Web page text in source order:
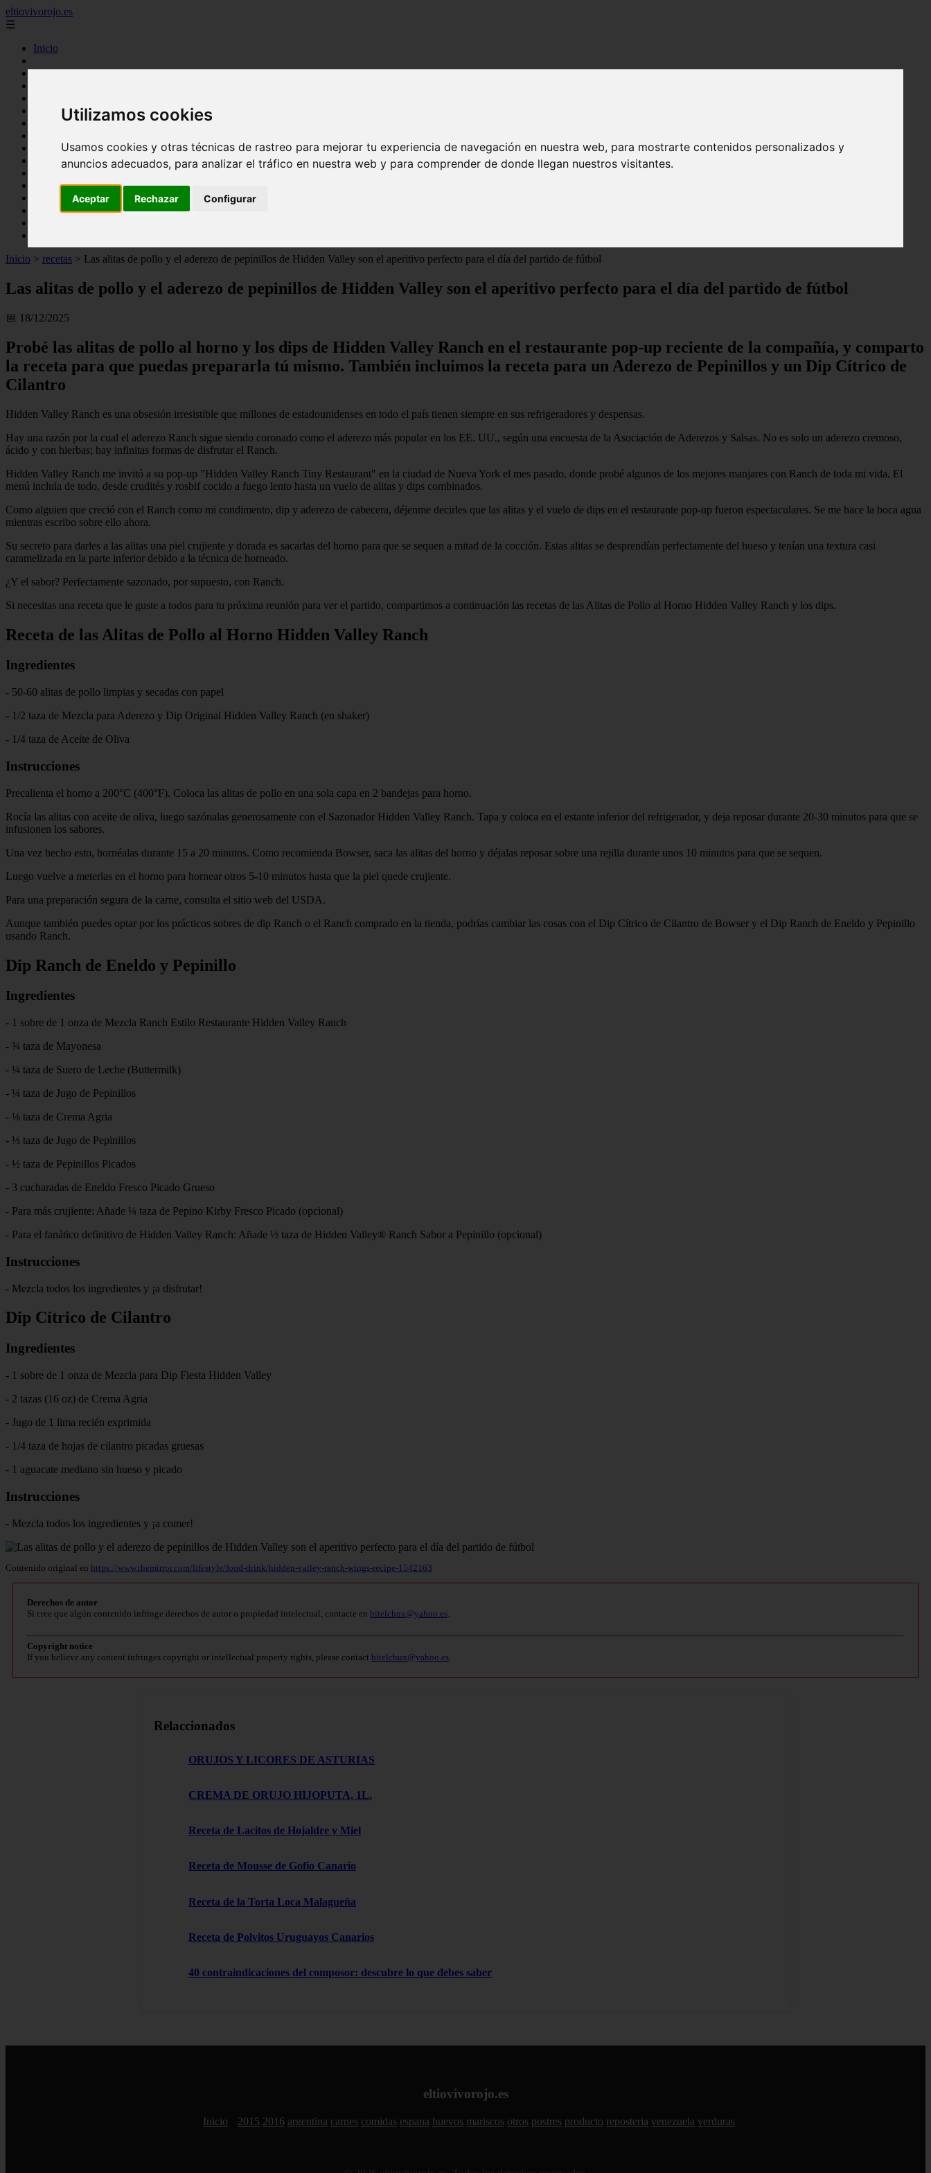
Utilizamos cookies
Usamos cookies y otras técnicas de rastreo para mejorar tu experiencia de navegación en nuestra web, para mostrarte contenidos personalizados y
anuncios adecuados, para analizar el tráfico en nuestra web y para comprender de donde llegan nuestros visitantes.
Aceptar Rechazar Configurar
eltiovivorojo.es
☰
Inicio
2015
comidas
huevos
mariscos
postres
reposteria
Inicio > recetas > Las alitas de pollo y el aderezo de pepinillos de Hidden Valley son el aperitivo perfecto para el día del partido de fútbol
Las alitas de pollo y el aderezo de pepinillos de Hidden Valley son el aperitivo perfecto para el día del partido de fútbol
📅 18/12/2025
Probé las alitas de pollo al horno y los dips de Hidden Valley Ranch en el restaurante pop-up reciente de la compañía, y comparto
la receta para que puedas prepararla tú mismo. También incluimos la receta para un Aderezo de Pepinillos y un Dip Cítrico de
Cilantro
Hidden Valley Ranch es una obsesión irresistible que millones de estadounidenses en todo el país tienen siempre en sus refrigeradores y despensas.
Hay una razón por la cual el aderezo Ranch sigue siendo coronado como el aderezo más popular en los EE. UU., según una encuesta de la Asociación de Aderezos y Salsas. No es solo un aderezo cremoso,
ácido y con hierbas; hay infinitas formas de disfrutar el Ranch.
Hidden Valley Ranch me invitó a su pop-up "Hidden Valley Ranch Tiny Restaurant" en la ciudad de Nueva York el mes pasado, donde probé algunos de los mejores manjares con Ranch de toda mi vida. El
menú incluía de todo, desde crudités y rosbif cocido a fuego lento hasta un vuelo de alitas y dips combinados.
Como alguien que creció con el Ranch como mi condimento, dip y aderezo de cabecera, déjenme decirles que las alitas y el vuelo de dips en el restaurante pop-up fueron espectaculares. Se me hace la boca agua
mientras escribo sobre ello ahora.
Su secreto para darles a las alitas una piel crujiente y dorada es sacarlas del horno para que se sequen a mitad de la cocción. Estas alitas se desprendían perfectamente del hueso y tenían una textura casi
caramelizada en la parte inferior debido a la técnica de horneado.
¿Y el sabor? Perfectamente sazonado, por supuesto, con Ranch.
Si necesitas una receta que le guste a todos para tu próxima reunión para ver el partido, compartimos a continuación las recetas de las Alitas de Pollo al Horno Hidden Valley Ranch y los dips.
Receta de las Alitas de Pollo al Horno Hidden Valley Ranch
Ingredientes
- 50-60 alitas de pollo limpias y secadas con papel
- 1/2 taza de Mezcla para Aderezo y Dip Original Hidden Valley Ranch (en shaker)
- 1/4 taza de Aceite de Oliva
Instrucciones
Precalienta el horno a 200°C (400°F). Coloca las alitas de pollo en una sola capa en 2 bandejas para horno.
Rocía las alitas con aceite de oliva, luego sazónalas generosamente con el Sazonador Hidden Valley Ranch. Tapa y coloca en el estante inferior del refrigerador, y deja reposar durante 20-30 minutos para que se
infusionen los sabores.
Una vez hecho esto, hornéalas durante 15 a 20 minutos. Como recomienda Bowser, saca las alitas del horno y déjalas reposar sobre una rejilla durante unos 10 minutos para que se sequen.
Luego vuelve a meterlas en el horno para hornear otros 5-10 minutos hasta que la piel quede crujiente.
Para una preparación segura de la carne, consulta el sitio web del USDA.
Aunque también puedes optar por los prácticos sobres de dip Ranch o el Ranch comprado en la tienda, podrías cambiar las cosas con el Dip Cítrico de Cilantro de Bowser y el Dip Ranch de Eneldo y Pepinillo
usando Ranch.
Dip Ranch de Eneldo y Pepinillo
Ingredientes
- 1 sobre de 1 onza de Mezcla Ranch Estilo Restaurante Hidden Valley Ranch
- ¾ taza de Mayonesa
- ¼ taza de Suero de Leche (Buttermilk)
- ¼ taza de Jugo de Pepinillos
- ⅛ taza de Crema Agria
- ⅓ taza de Jugo de Pepinillos
- ½ taza de Pepinillos Picados
- 3 cucharadas de Eneldo Fresco Picado Grueso
- Para más crujiente: Añade ¼ taza de Pepino Kirby Fresco Picado (opcional)
- Para el fanático definitivo de Hidden Valley Ranch: Añade ½ taza de Hidden Valley® Ranch Sabor a Pepinillo (opcional)
Instrucciones
- Mezcla todos los ingredientes y ¡a disfrutar!
Dip Cítrico de Cilantro
Ingredientes
- 1 sobre de 1 onza de Mezcla para Dip Fiesta Hidden Valley
- 2 tazas (16 oz) de Crema Agria
- Jugo de 1 lima recién exprimida
- 1/4 taza de hojas de cilantro picadas gruesas
- 1 aguacate mediano sin hueso y picado
Instrucciones
- Mezcla todos los ingredientes y ¡a comer!
Contenido original en https://www.themirror.com/lifestyle/food-drink/hidden-valley-ranch-wings-recipe-1542163
Derechos de autor
Si cree que algún contenido infringe derechos de autor o propiedad intelectual, contacte en bitelchux@yahoo.es.
Copyright notice
If you believe any content infringes copyright or intellectual property rights, please contact bitelchux@yahoo.es.
Relaccionados
ORUJOS Y LICORES DE ASTURIAS
CREMA DE ORUJO HIJOPUTA, 1L.
Receta de Lacitos de Hojaldre y Miel
Receta de Mousse de Gofio Canario
Receta de la Torta Loca Malagueña
Receta de Polvitos Uruguayos Canarios
40 contraindicaciones del composor: descubre lo que debes saber
eltiovivorojo.es
Inicio 2015 2016 argentina carnes comidas espana huevos mariscos otros postres producto reposteria venezuela verduras